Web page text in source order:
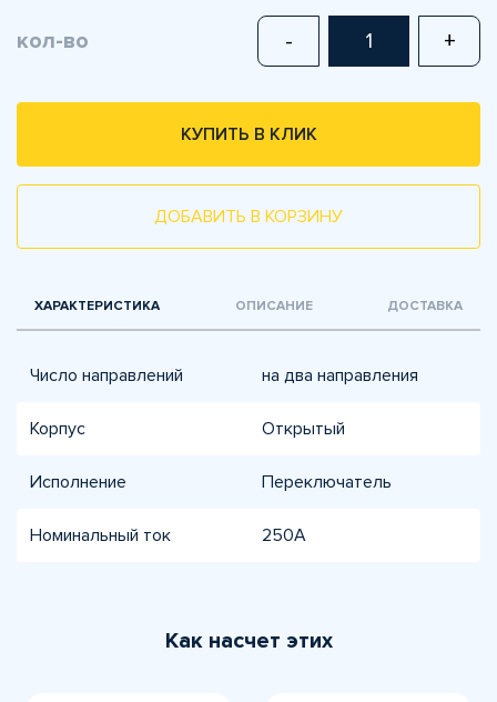
кол-во - +
КУПИТЬ В КЛИК
ДОБАВИТЬ В КОРЗИНУ
ХАРАКТЕРИСТИКА ОПИСАНИЕ ДОСТАВКА
Число направлений на два направления
Корпус Открытый
Исполнение Переключатель
Номинальный ток 250А
Как насчет этих